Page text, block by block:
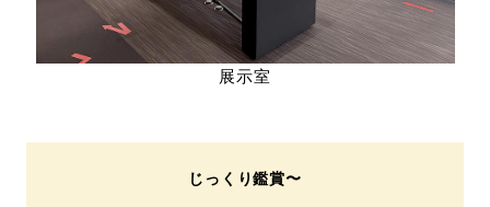
展示室
じっくり鑑賞〜